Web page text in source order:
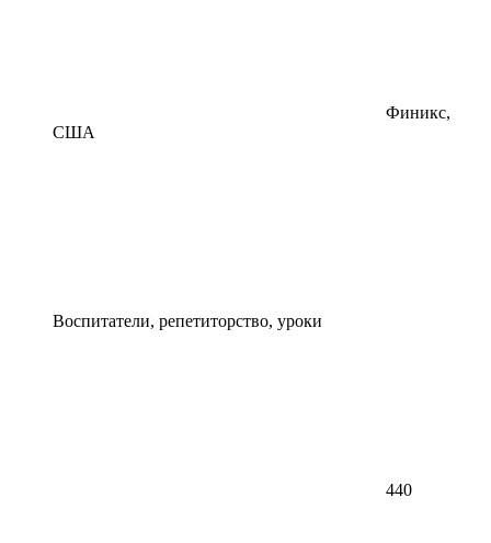
Финикс,
США
Воспитатели, репетиторство, уроки
440